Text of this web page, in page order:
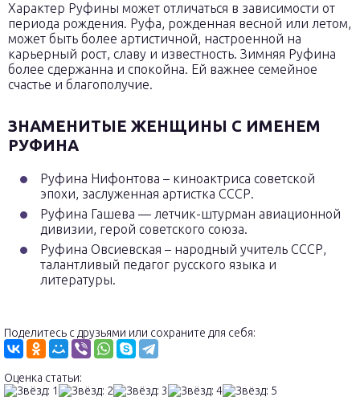
Характер Руфины может отличаться в зависимости от
периода рождения. Руфа, рожденная весной или летом,
может быть более артистичной, настроенной на
карьерный рост, славу и известность. Зимняя Руфина
более сдержанна и спокойна. Ей важнее семейное
счастье и благополучие.
ЗНАМЕНИТЫЕ ЖЕНЩИНЫ С ИМЕНЕМ
РУФИНА
Руфина Нифонтова – киноактриса советской
эпохи, заслуженная артистка СССР.
Руфина Гашева — летчик-штурман авиационной
дивизии, герой советского союза.
Руфина Овсиевская – народный учитель СССР,
талантливый педагог русского языка и
литературы.
Поделитесь с друзьями или сохраните для себя:
Оценка статьи: